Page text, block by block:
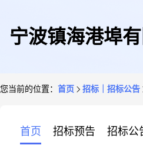
宁波镇海港埠
您当前的位置： 首页 招标｜招标公告
首页 招标预告 招标公